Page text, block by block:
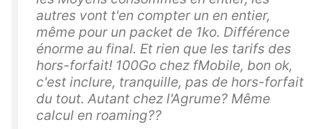
autres vont t'en compter un en entier,
même pour un packet de 1ko. Différence
énorme au final. Et rien que les tarifs des
hors-forfait! 100Go chez fMobile, bon ok,
c'est inclure, tranquille, pas de hors-forfait
du tout. Autant chez l'Agrume? Même
calcul en roaming??